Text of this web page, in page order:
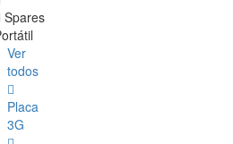
Spares
Ver
todos
Placa
3G